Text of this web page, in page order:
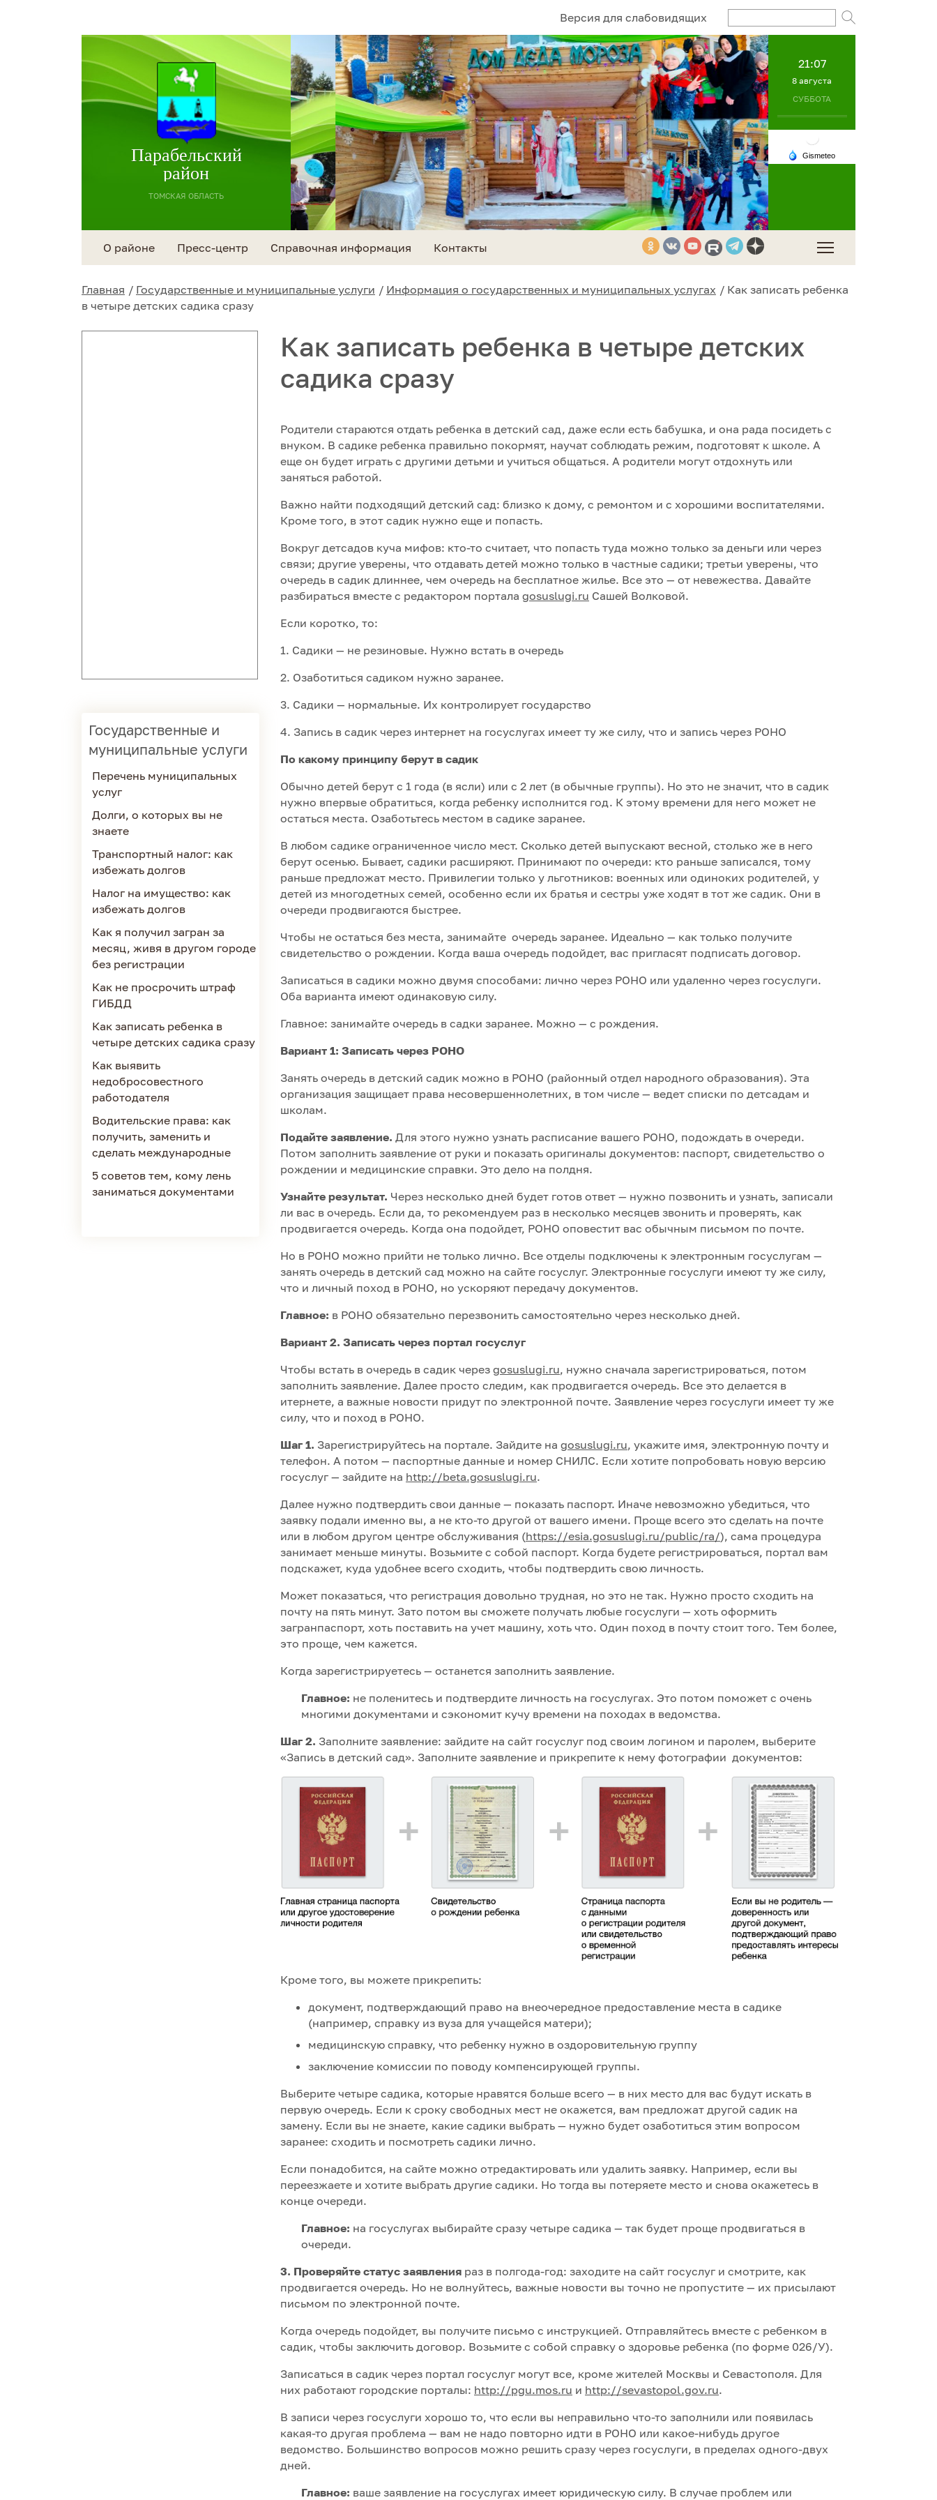
Версия для слабовидящих
Парабельский
район
ТОМСКАЯ ОБЛАСТЬ
21:07
8 августа
СУББОТА
О районе Пресс-центр Справочная информация Контакты
Главная Государственные и муниципальные услуги Информация о государственных и муниципальных услугах
Как записать ребенка
в четыре детских садика сразу
Государственные и
муниципальные услуги
Перечень муниципальных
услуг
Долги, о которых вы не
знаете
Транспортный налог: как
избежать долгов
Налог на имущество: как
избежать долгов
Как я получил загран за
месяц, живя в другом городе
без регистрации
Как не просрочить штраф
ГИБДД
Как записать ребенка в
четыре детских садика сразу
Как выявить
недобросовестного
работодателя
Водительские права: как
получить, заменить и
сделать международные
5 советов тем, кому лень
заниматься документами
Как записать ребенка в четыре детских
садика сразу
Родители стараются отдать ребенка в детский сад, даже если есть бабушка, и она рада посидеть с
внуком. В садике ребенка правильно покормят, научат соблюдать режим, подготовят к школе. А
еще он будет играть с другими детьми и учиться общаться. А родители могут отдохнуть или
заняться работой.
Важно найти подходящий детский сад: близко к дому, с ремонтом и с хорошими воспитателями.
Кроме того, в этот садик нужно еще и попасть.
Вокруг детсадов куча мифов: кто-то считает, что попасть туда можно только за деньги или через
связи; другие уверены, что отдавать детей можно только в частные садики; третьи уверены, что
очередь в садик длиннее, чем очередь на бесплатное жилье. Все это — от невежества. Давайте
разбираться вместе с редактором портала gosuslugi.ru Сашей Волковой.
Если коротко, то:
1. Садики — не резиновые. Нужно встать в очередь
2. Озаботиться садиком нужно заранее.
3. Садики — нормальные. Их контролирует государство
4. Запись в садик через интернет на госуслугах имеет ту же силу, что и запись через РОНО
По какому принципу берут в садик
Обычно детей берут с 1 года (в ясли) или с 2 лет (в обычные группы). Но это не значит, что в садик
нужно впервые обратиться, когда ребенку исполнится год. К этому времени для него может не
остаться места. Озаботьтесь местом в садике заранее.
В любом садике ограниченное число мест. Сколько детей выпускают весной, столько же в него
берут осенью. Бывает, садики расширяют. Принимают по очереди: кто раньше записался, тому
раньше предложат место. Привилегии только у льготников: военных или одиноких родителей, у
детей из многодетных семей, особенно если их братья и сестры уже ходят в тот же садик. Они в
очереди продвигаются быстрее.
Чтобы не остаться без места, занимайте очередь заранее. Идеально — как только получите
свидетельство о рождении. Когда ваша очередь подойдет, вас пригласят подписать договор.
Записаться в садики можно двумя способами: лично через РОНО или удаленно через госуслуги.
Оба варианта имеют одинаковую силу.
Главное: занимайте очередь в садки заранее. Можно — с рождения.
Вариант 1: Записать через РОНО
Занять очередь в детский садик можно в РОНО (районный отдел народного образования). Эта
организация защищает права несовершеннолетних, в том числе — ведет списки по детсадам и
школам.
Подайте заявление. Для этого нужно узнать расписание вашего РОНО, подождать в очереди.
Потом заполнить заявление от руки и показать оригиналы документов: паспорт, свидетельство о
рождении и медицинские справки. Это дело на полдня.
Узнайте результат. Через несколько дней будет готов ответ — нужно позвонить и узнать, записали
ли вас в очередь. Если да, то рекомендуем раз в несколько месяцев звонить и проверять, как
продвигается очередь. Когда она подойдет, РОНО оповестит вас обычным письмом по почте.
Но в РОНО можно прийти не только лично. Все отделы подключены к электронным госуслугам —
занять очередь в детский сад можно на сайте госуслуг. Электронные госуслуги имеют ту же силу,
что и личный поход в РОНО, но ускоряют передачу документов.
Главное: в РОНО обязательно перезвонить самостоятельно через несколько дней.
Вариант 2. Записать через портал госуслуг
Чтобы встать в очередь в садик через gosuslugi.ru, нужно сначала зарегистрироваться, потом
заполнить заявление. Далее просто следим, как продвигается очередь. Все это делается в
итернете, а важные новости придут по электронной почте. Заявление через госуслуги имеет ту же
силу, что и поход в РОНО.
Шаг 1. Зарегистрируйтесь на портале. Зайдите на gosuslugi.ru, укажите имя, электронную почту и
телефон. А потом — паспортные данные и номер СНИЛС. Если хотите попробовать новую версию
госуслуг — зайдите на http://beta.gosuslugi.ru.
Далее нужно подтвердить свои данные — показать паспорт. Иначе невозможно убедиться, что
заявку подали именно вы, а не кто-то другой от вашего имени. Проще всего это сделать на почте
или в любом другом центре обслуживания (https://esia.gosuslugi.ru/public/ra/), сама процедура
занимает меньше минуты. Возьмите с собой паспорт. Когда будете регистрироваться, портал вам
подскажет, куда удобнее всего сходить, чтобы подтвердить свою личность.
Может показаться, что регистрация довольно трудная, но это не так. Нужно просто сходить на
почту на пять минут. Зато потом вы сможете получать любые госуслуги — хоть оформить
загранпаспорт, хоть поставить на учет машину, хоть что. Один поход в почту стоит того. Тем более,
это проще, чем кажется.
Когда зарегистрируетесь — останется заполнить заявление.
Главное: не поленитесь и подтвердите личность на госуслугах. Это потом поможет с очень
многими документами и сэкономит кучу времени на походах в ведомства.
Шаг 2. Заполните заявление: зайдите на сайт госуслуг под своим логином и паролем, выберите
«Запись в детский сад». Заполните заявление и прикрепите к нему фотографии документов:
Кроме того, вы можете прикрепить:
документ, подтверждающий право на внеочередное предоставление места в садике
(например, справку из вуза для учащейся матери);
медицинскую справку, что ребенку нужно в оздоровительную группу
заключение комиссии по поводу компенсирующей группы.
Выберите четыре садика, которые нравятся больше всего — в них место для вас будут искать в
первую очередь. Если к сроку свободных мест не окажется, вам предложат другой садик на
замену. Если вы не знаете, какие садики выбрать — нужно будет озаботиться этим вопросом
заранее: сходить и посмотреть садики лично.
Если понадобится, на сайте можно отредактировать или удалить заявку. Например, если вы
переезжаете и хотите выбрать другие садики. Но тогда вы потеряете место и снова окажетесь в
конце очереди.
Главное: на госуслугах выбирайте сразу четыре садика — так будет проще продвигаться в
очереди.
3. Проверяйте статус заявления раз в полгода-год: заходите на сайт госуслуг и смотрите, как
продвигается очередь. Но не волнуйтесь, важные новости вы точно не пропустите — их присылают
письмом по электронной почте.
Когда очередь подойдет, вы получите письмо с инструкцией. Отправляйтесь вместе с ребенком в
садик, чтобы заключить договор. Возьмите с собой справку о здоровье ребенка (по форме 026/У).
Записаться в садик через портал госуслуг могут все, кроме жителей Москвы и Севастополя. Для
них работают городские порталы: http://pgu.mos.ru и http://sevastopol.gov.ru.
В записи через госуслуги хорошо то, что если вы неправильно что-то заполнили или появилась
какая-то другая проблема — вам не надо повторно идти в РОНО или какое-нибудь другое
ведомство. Большинство вопросов можно решить сразу через госуслуги, в пределах одного-двух
дней.
Главное: ваше заявление на госуслугах имеет юридическую силу. В случае проблем или